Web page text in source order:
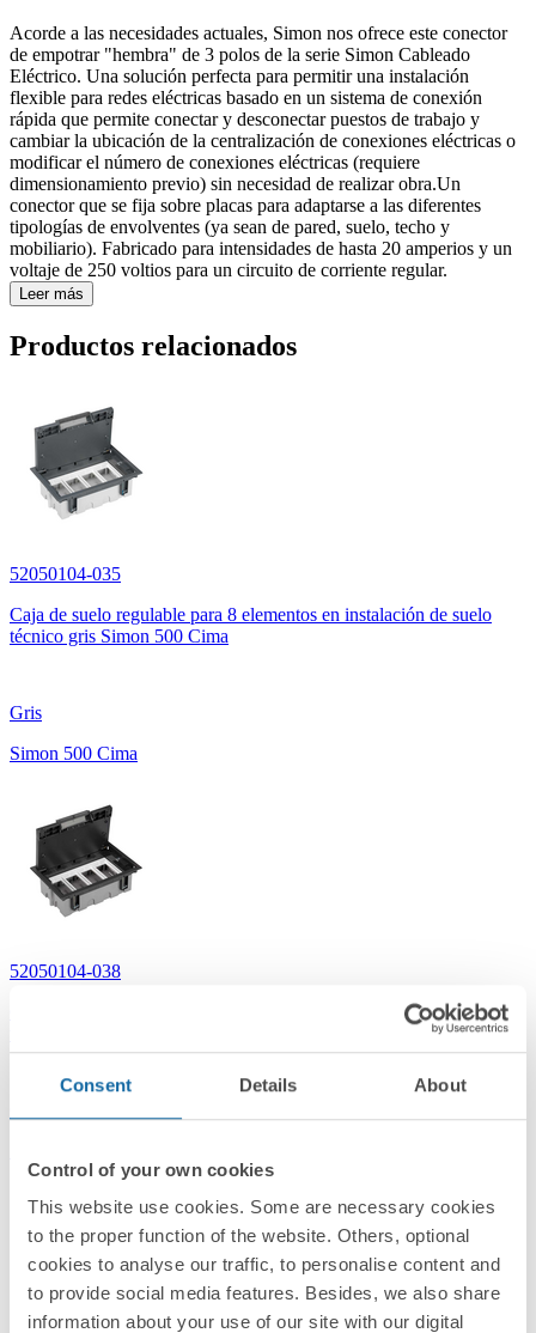
Consent Details About
Control of your own cookies
This website use cookies. Some are necessary cookies
to the proper function of the website. Others, optional
cookies to analyse our traffic, to personalise content and
to provide social media features. Besides, we also share
information about your use of our site with our digital
Acorde a las necesidades actuales, Simon nos ofrece este conector
de empotrar "hembra" de 3 polos de la serie Simon Cableado
Eléctrico. Una solución perfecta para permitir una instalación
flexible para redes eléctricas basado en un sistema de conexión
rápida que permite conectar y desconectar puestos de trabajo y
cambiar la ubicación de la centralización de conexiones eléctricas o
modificar el número de conexiones eléctricas (requiere
dimensionamiento previo) sin necesidad de realizar obra.Un
conector que se fija sobre placas para adaptarse a las diferentes
tipologías de envolventes (ya sean de pared, suelo, techo y
mobiliario). Fabricado para intensidades de hasta 20 amperios y un
voltaje de 250 voltios para un circuito de corriente regular.
Leer más
Productos relacionados
52050104-035
Caja de suelo regulable para 8 elementos en instalación de suelo
técnico gris Simon 500 Cima
Gris
Simon 500 Cima
52050104-038
Caja de suelo regulable para 8 elementos en instalación de suelo